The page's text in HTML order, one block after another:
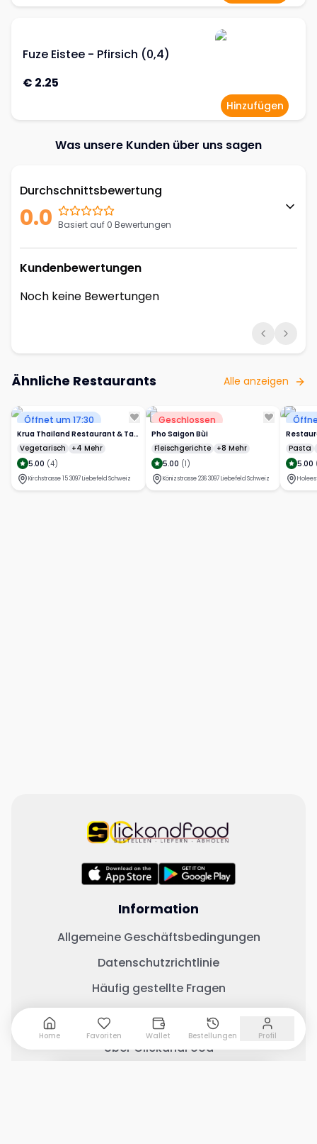
Fuze Eistee - Pfirsich (0,4)
€ 2.25
Hinzufügen
Was unsere Kunden über uns sagen
Durchschnittsbewertung
0.0 Basiert auf 0 Bewertungen
Kundenbewertungen
Noch keine Bewertungen
Ähnliche Restaurants Alle anzeigen
Öffnet um 17:30
Krua Thailand Restaurant & Takeaway
Vegetarisch
+4 Mehr
5.00 (4)
Kirchstrasse 15 3097 Liebefeld Schweiz
Geschlossen
Pho Saigon Bùi
Fleischgerichte +8 Mehr
5.00 (1)
Könizstrasse 236 3097 Liebefeld Schweiz
Pasta
5.00
Information
Allgemeine Geschäftsbedingungen
Datenschutzrichtlinie
Häufig gestellte Fragen
Wichtige Links
Über ClickandFood
Home Favoriten Wallet Bestellungen Profil